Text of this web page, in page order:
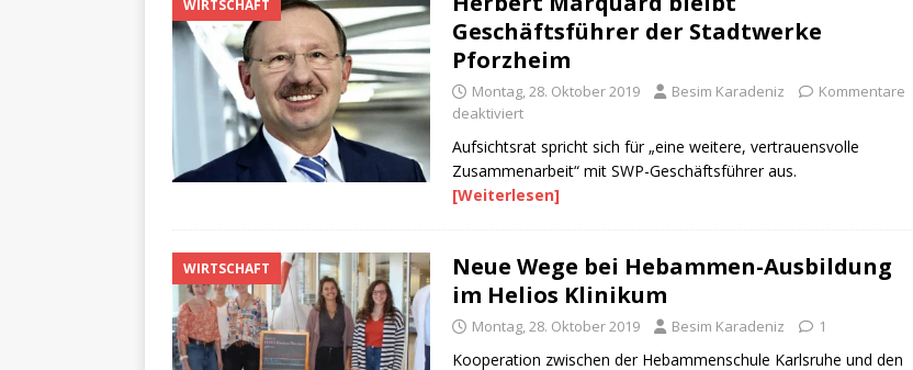
WIRTSCHAFT
Geschäftsführer der Stadtwerke
Pforzheim
Montag, 28. Oktober 2019 Besim Karadeniz
Kommentare
deaktiviert
Aufsichtsrat spricht sich für „eine weitere, vertrauensvolle
Zusammenarbeit“ mit SWP-Geschäftsführer aus.
[Weiterlesen]
WIRTSCHAFT
Neue Wege bei Hebammen-Ausbildung
im Helios Klinikum
Montag, 28. Oktober 2019 Besim Karadeniz 1
Kooperation zwischen der Hebammenschule Karlsruhe und den